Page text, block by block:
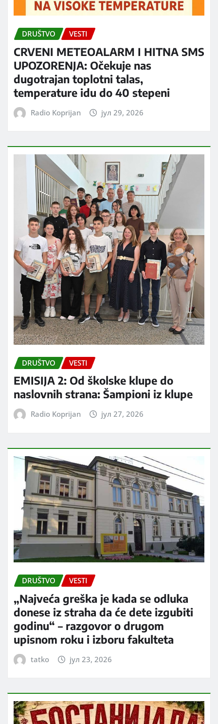
DRUŠTVO VESTI
CRVENI METEOALARM I HITNA SMS
UPOZORENJA: Očekuje nas
dugotrajan toplotni talas,
temperature idu do 40 stepeni
Radio Koprijan јул 29, 2026
DRUŠTVO VESTI
EMISIJA 2: Od školske klupe do
naslovnih strana: Šampioni iz klupe
Radio Koprijan јул 27, 2026
DRUŠTVO VESTI
„Najveća greška je kada se odluka
donese iz straha da će dete izgubiti
godinu“ – razgovor o drugom
upisnom roku i izboru fakulteta
tatko јул 23, 2026